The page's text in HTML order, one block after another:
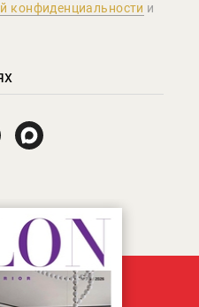
конфиденциальности и